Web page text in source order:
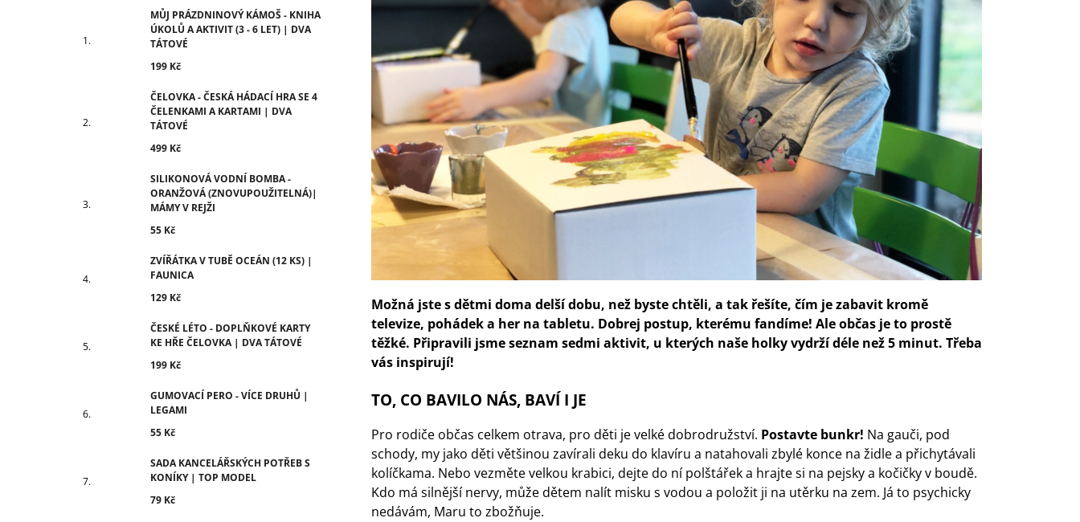
MŮJ PRÁZDNINOVÝ KÁMOŠ - KNIHA
ÚKOLŮ A AKTIVIT (3 - 6 LET) | DVA
TÁTOVÉ
199 Kč
ČELOVKA - ČESKÁ HÁDACÍ HRA SE 4
ČELENKAMI A KARTAMI | DVA
TÁTOVÉ
499 Kč
SILIKONOVÁ VODNÍ BOMBA -
ORANŽOVÁ (ZNOVUPOUŽITELNÁ)|
MÁMY V REJŽI
55 Kč
ZVÍŘÁTKA V TUBĚ OCEÁN (12 KS) |
FAUNICA
129 Kč
ČESKÉ LÉTO - DOPLŇKOVÉ KARTY
KE HŘE ČELOVKA | DVA TÁTOVÉ
199 Kč
GUMOVACÍ PERO - VÍCE DRUHŮ |
LEGAMI
55 Kč
SADA KANCELÁŘSKÝCH POTŘEB S
KONÍKY | TOP MODEL
79 Kč
Možná jste s dětmi doma delší dobu, než byste chtěli, a tak řešíte, čím je zabavit kromě
televize, pohádek a her na tabletu. Dobrej postup, kterému fandíme! Ale občas je to prostě
těžké. Připravili jsme seznam sedmi aktivit, u kterých naše holky vydrží déle než 5 minut. Třeba
vás inspirují!
TO, CO BAVILO NÁS, BAVÍ I JE
Pro rodiče občas celkem otrava, pro děti je velké dobrodružství. Postavte bunkr! Na gauči, pod
schody, my jako děti většinou zavírali deku do klavíru a natahovali zbylé konce na židle a přichytávali
kolíčkama. Nebo vezměte velkou krabici, dejte do ní polštářek a hrajte si na pejsky a kočičky v boudě.
Kdo má silnější nervy, může dětem nalít misku s vodou a položit ji na utěrku na zem. Já to psychicky
nedávám, Maru to zbožňuje.